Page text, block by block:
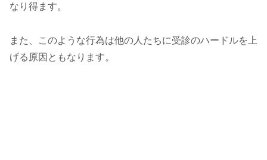
なり得ます。
また、このような行為は他の人たちに受診のハードルを上
げる原因ともなります。